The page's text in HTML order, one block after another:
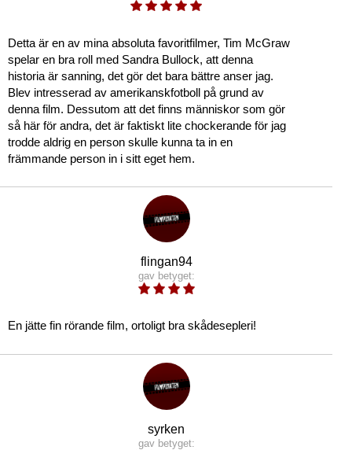
Detta är en av mina absoluta favoritfilmer, Tim McGraw
spelar en bra roll med Sandra Bullock, att denna
historia är sanning, det gör det bara bättre anser jag.
Blev intresserad av amerikanskfotboll på grund av
denna film. Dessutom att det finns människor som gör
så här för andra, det är faktiskt lite chockerande för jag
trodde aldrig en person skulle kunna ta in en
främmande person in i sitt eget hem.
flingan94
gav betyget:
En jätte fin rörande film, ortoligt bra skådesepleri!
syrken
gav betyget: